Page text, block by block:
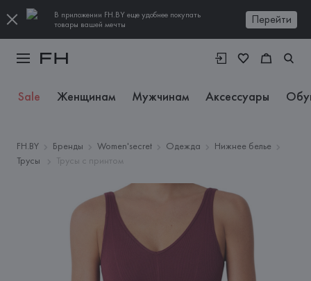
В приложении FH.BY еще удобнее покупать
товары вашей мечты
Перейти
Sale Женщинам Мужчинам Аксессуары
FH.BY Бренды Women'secret Одежда
Нижнее белье
Трусы
Трусы с принтом